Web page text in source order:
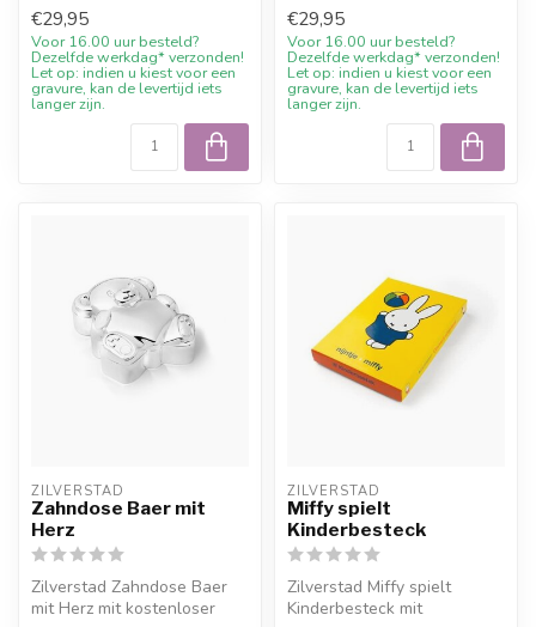
Willkommensraba...
€29,95
Voor 16.00 uur besteld?
Dezelfde werkdag* verzonden!
Let op: indien u kiest voor een
gravure, kan de levertijd iets
langer zijn.
10% Willkommens...
€29,95
Voor 16.00 uur besteld?
Dezelfde werkdag* verzonden!
Let op: indien u kiest voor een
gravure, kan de levertijd iets
langer zijn.
ZILVERSTAD
Zahndose Baer mit
Herz
Zilverstad Zahndose Baer
mit Herz mit kostenloser
ZILVERSTAD
Miffy spielt
Kinderbesteck
Zilverstad Miffy spielt
Kinderbesteck mit